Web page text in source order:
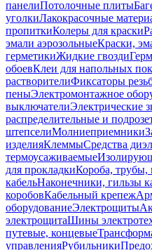
панелиПотолочные плиты
уголкиЛакокрасочные
пропиткиКолеры для краски
эмали аэрозольныеКраски,
герметикиЖидкие гвозди
обоевКлеи для напольных
растворителиФиксаторы
пеныЭлектромонтажное
выключателиЭлектрические
распределительные и
штепселиМолниеприемники
изделияКлеммыСредства
термоусаживаемые
для прокладкиКороба, трубы,
кабельНаконечники, гильзы
коробовКабельный крепеж
оборудованиеЭлектрощиты
электрощитаШины
путевые, концевые
управленияРубильники